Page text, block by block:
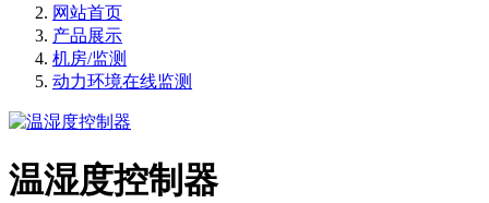
网站首页
产品展示
机房/监测
动力环境在线监测
温湿度控制器